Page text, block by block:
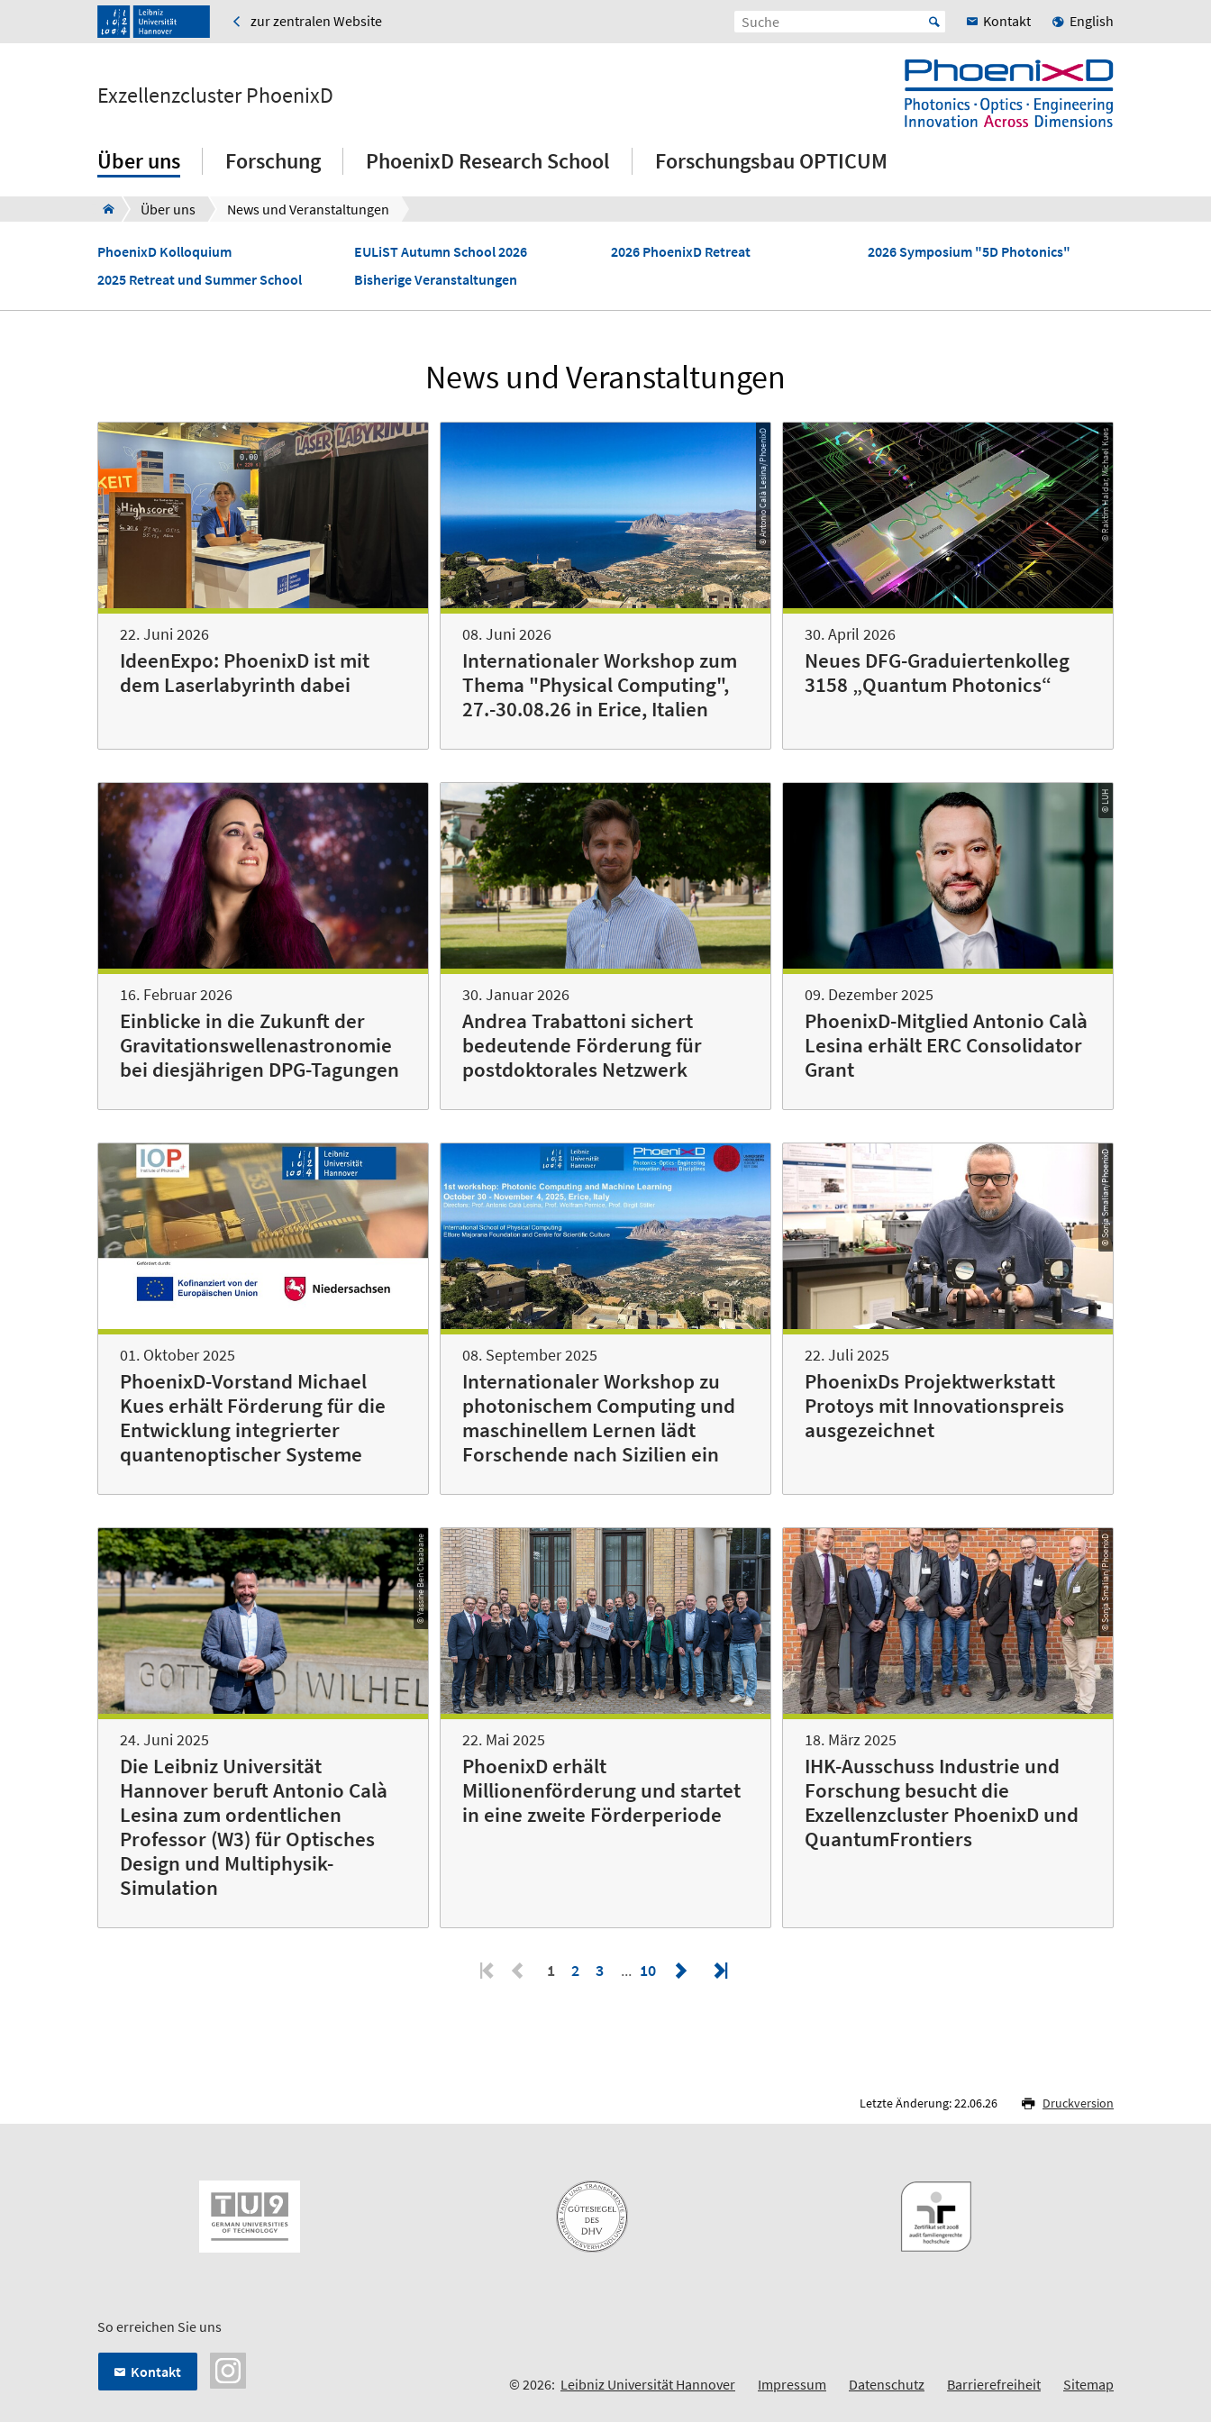
zur zentralen Website Kontakt English
Exzellenzcluster PhoenixD
Über uns Forschung PhoenixD Research School Forschungsbau OPTICUM
Über uns News und Veranstaltungen
PhoenixD Kolloquium
2025 Retreat und Summer School
EULiST Autumn School 2026
Bisherige Veranstaltungen
2026 PhoenixD Retreat 2026 Symposium "5D Photonics"
News und Veranstaltungen
22. Juni 2026
IdeenExpo: PhoenixD ist mit
dem Laserlabyrinth dabei
© Antonio Calà Lesina/PhoenixD
08. Juni 2026
Internationaler Workshop zum
Thema "Physical Computing",
27.-30.08.26 in Erice, Italien
© Raktim Haldar, Michael Kues
30. April 2026
Neues DFG-Graduiertenkolleg
3158 „Quantum Photonics“
16. Februar 2026
Einblicke in die Zukunft der
Gravitationswellenastronomie
bei diesjährigen DPG-Tagungen
30. Januar 2026
Andrea Trabattoni sichert
bedeutende Förderung für
postdoktorales Netzwerk
© LUH
09. Dezember 2025
PhoenixD-Mitglied Antonio Calà
Lesina erhält ERC Consolidator
Grant
01. Oktober 2025
PhoenixD-Vorstand Michael
Kues erhält Förderung für die
Entwicklung integrierter
quantenoptischer Systeme
08. September 2025
Internationaler Workshop zu
photonischem Computing und
maschinellem Lernen lädt
Forschende nach Sizilien ein
© Sonja Smalian/PhoenixD
22. Juli 2025
PhoenixDs Projektwerkstatt
Protoys mit Innovationspreis
ausgezeichnet
© Yassine Ben Chaabane
24. Juni 2025
Die Leibniz Universität
Hannover beruft Antonio Calà
Lesina zum ordentlichen
Professor (W3) für Optisches
Design und Multiphysik-
Simulation
22. Mai 2025
PhoenixD erhält
Millionenförderung und startet
in eine zweite Förderperiode
© Sonja Smalian/PhoenixD
18. März 2025
IHK-Ausschuss Industrie und
Forschung besucht die
Exzellenzcluster PhoenixD und
QuantumFrontiers
1 2 3 10
Letzte Änderung: 22.06.26 Druckversion
So erreichen Sie uns
Kontakt
© 2026: Leibniz Universität Hannover Impressum Datenschutz Barrierefreiheit Sitemap